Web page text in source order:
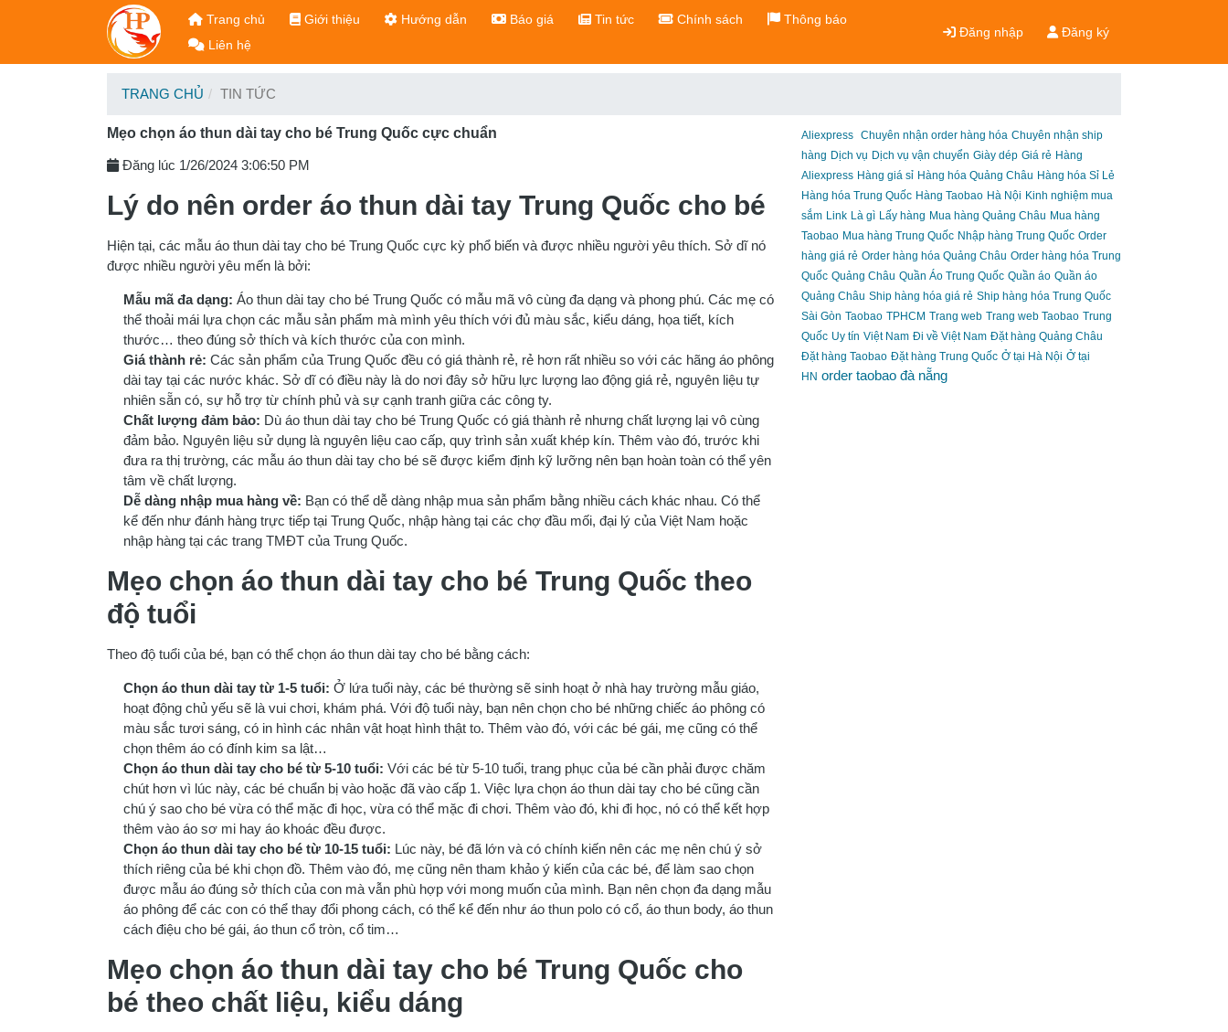
Trang chủ Giới thiệu Hướng dẫn Báo giá Tin tức Chính sách
Thông báo
Liên hệ
Đăng nhập Đăng ký
TRANG CHỦ TIN TỨC
Mẹo chọn áo thun dài tay cho bé Trung Quốc cực chuẩn
Đăng lúc 1/26/2024 3:06:50 PM
Lý do nên order áo thun dài tay Trung Quốc cho bé
Hiện tại, các mẫu áo thun dài tay cho bé Trung Quốc cực kỳ phổ biến và được nhiều người yêu thích. Sở dĩ nó
được nhiều người yêu mến là bởi:
Mẫu mã đa dạng: Áo thun dài tay cho bé Trung Quốc có mẫu mã vô cùng đa dạng và phong phú. Các mẹ có
thể thoải mái lựa chọn các mẫu sản phẩm mà mình yêu thích với đủ màu sắc, kiểu dáng, họa tiết, kích
thước… theo đúng sở thích và kích thước của con mình.
Giá thành rẻ: Các sản phẩm của Trung Quốc đều có giá thành rẻ, rẻ hơn rất nhiều so với các hãng áo phông
dài tay tại các nước khác. Sở dĩ có điều này là do nơi đây sở hữu lực lượng lao động giá rẻ, nguyên liệu tự
nhiên sẵn có, sự hỗ trợ từ chính phủ và sự cạnh tranh giữa các công ty.
Chất lượng đảm bảo: Dù áo thun dài tay cho bé Trung Quốc có giá thành rẻ nhưng chất lượng lại vô cùng
đảm bảo. Nguyên liệu sử dụng là nguyên liệu cao cấp, quy trình sản xuất khép kín. Thêm vào đó, trước khi
đưa ra thị trường, các mẫu áo thun dài tay cho bé sẽ được kiểm định kỹ lưỡng nên bạn hoàn toàn có thể yên
tâm về chất lượng.
Dễ dàng nhập mua hàng về: Bạn có thể dễ dàng nhập mua sản phẩm bằng nhiều cách khác nhau. Có thể
kể đến như đánh hàng trực tiếp tại Trung Quốc, nhập hàng tại các chợ đầu mối, đại lý của Việt Nam hoặc
nhập hàng tại các trang TMĐT của Trung Quốc.
Mẹo chọn áo thun dài tay cho bé Trung Quốc theo
độ tuổi
Theo độ tuổi của bé, bạn có thể chọn áo thun dài tay cho bé bằng cách:
Chọn áo thun dài tay từ 1-5 tuổi: Ở lứa tuổi này, các bé thường sẽ sinh hoạt ở nhà hay trường mẫu giáo,
hoạt động chủ yếu sẽ là vui chơi, khám phá. Với độ tuổi này, bạn nên chọn cho bé những chiếc áo phông có
màu sắc tươi sáng, có in hình các nhân vật hoạt hình thật to. Thêm vào đó, với các bé gái, mẹ cũng có thể
chọn thêm áo có đính kim sa lật…
Chọn áo thun dài tay cho bé từ 5-10 tuổi: Với các bé từ 5-10 tuổi, trang phục của bé cần phải được chăm
chút hơn vì lúc này, các bé chuẩn bị vào hoặc đã vào cấp 1. Việc lựa chọn áo thun dài tay cho bé cũng cần
chú ý sao cho bé vừa có thể mặc đi học, vừa có thể mặc đi chơi. Thêm vào đó, khi đi học, nó có thể kết hợp
thêm vào áo sơ mi hay áo khoác đều được.
Chọn áo thun dài tay cho bé từ 10-15 tuổi: Lúc này, bé đã lớn và có chính kiến nên các mẹ nên chú ý sở
thích riêng của bé khi chọn đồ. Thêm vào đó, mẹ cũng nên tham khảo ý kiến của các bé, để làm sao chọn
được mẫu áo đúng sở thích của con mà vẫn phù hợp với mong muốn của mình. Bạn nên chọn đa dạng mẫu
áo phông để các con có thể thay đổi phong cách, có thể kể đến như áo thun polo có cổ, áo thun body, áo thun
cách điệu cho bé gái, áo thun cổ tròn, cổ tim…
Mẹo chọn áo thun dài tay cho bé Trung Quốc cho
bé theo chất liệu, kiểu dáng
Aliexpress Chuyên nhận order hàng hóa Chuyên nhận ship
hàng Dịch vụ Dịch vụ vận chuyển Giày dép Giá rẻ Hàng
Aliexpress Hàng giá sỉ Hàng hóa Quảng Châu Hàng hóa Sỉ Lẻ
Hàng hóa Trung Quốc Hàng Taobao Hà Nội Kinh nghiệm mua
sắm Link Là gì Lấy hàng Mua hàng Quảng Châu Mua hàng
Taobao Mua hàng Trung Quốc Nhập hàng Trung Quốc Order
hàng giá rẻ Order hàng hóa Quảng Châu Order hàng hóa Trung
Quốc Quảng Châu Quần Áo Trung Quốc Quần áo Quần áo
Quảng Châu Ship hàng hóa giá rẻ Ship hàng hóa Trung Quốc
Sài Gòn Taobao TPHCM Trang web Trang web Taobao Trung
Quốc Uy tín Việt Nam Đi về Việt Nam Đặt hàng Quảng Châu
Đặt hàng Taobao Đặt hàng Trung Quốc Ở tại Hà Nội Ở tại
HN order taobao đà nẵng